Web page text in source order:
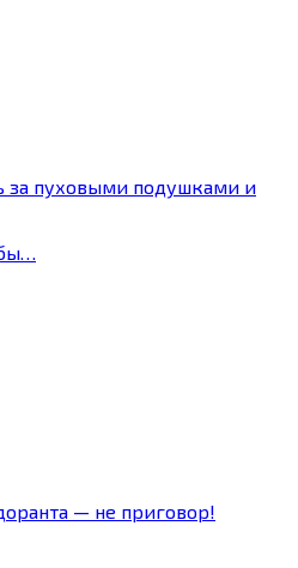
за пуховыми подушками и
— не приговор!